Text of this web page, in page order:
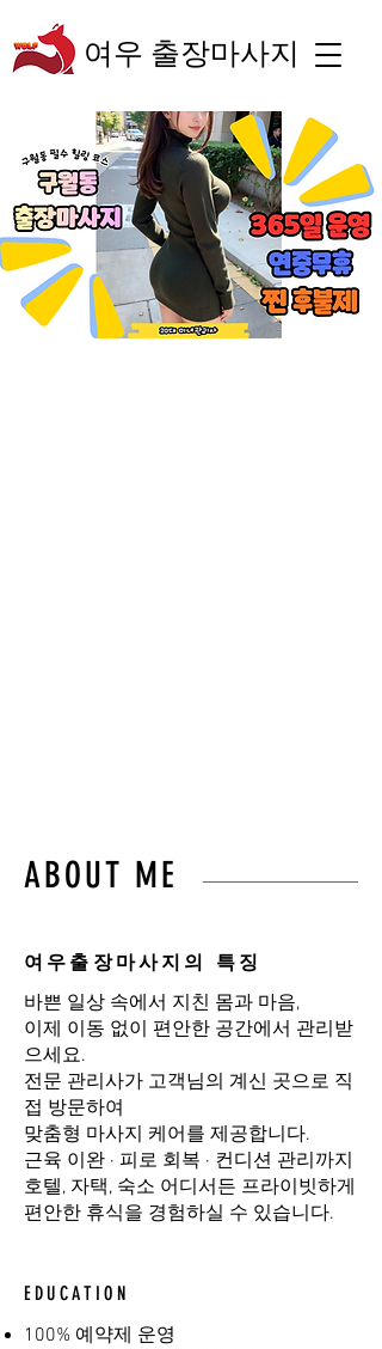
여우 출장마사지
ABOUT ME
여우출장마사지의 특징
바쁜 일상 속에서 지친 몸과 마음,
이제 이동 없이 편안한 공간에서 관리받
으세요.
전문 관리사가 고객님의 계신 곳으로 직
접 방문하여
맞춤형 마사지 케어를 제공합니다.
근육 이완 · 피로 회복 · 컨디션 관리까지
호텔, 자택, 숙소 어디서든 프라이빗하게
편안한 휴식을 경험하실 수 있습니다.
EDUCATION
100% 예약제 운영